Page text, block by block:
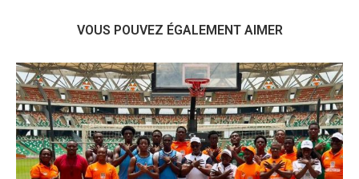
VOUS POUVEZ ÉGALEMENT AIMER